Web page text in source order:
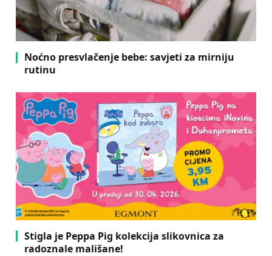
Noćno presvlačenje bebe: savjeti za mirniju
rutinu
Stigla je Peppa Pig kolekcija slikovnica za
radoznale mališane!